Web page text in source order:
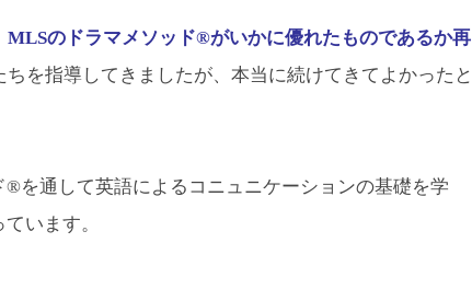
MLSのドラマメソッド®がいかに優れたものであるか再
を指導してきましたが、本当に続けてきてよかったと
を通して英語によるコニュニケーションの基礎を学
います。